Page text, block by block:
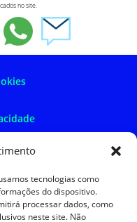
tecnologias como
do dispositivo.
processar dados, como
neste site. Não
no site.